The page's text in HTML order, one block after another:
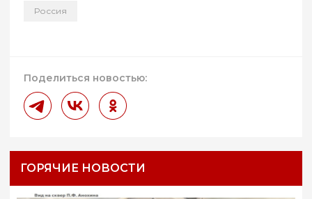
Россия
Поделиться новостью:
ГОРЯЧИЕ НОВОСТИ